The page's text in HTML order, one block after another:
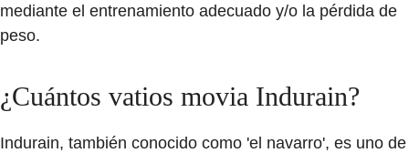
mediante el entrenamiento adecuado y/o la pérdida de
peso.
¿Cuántos vatios movia Indurain?
Indurain, también conocido como 'el navarro', es uno de